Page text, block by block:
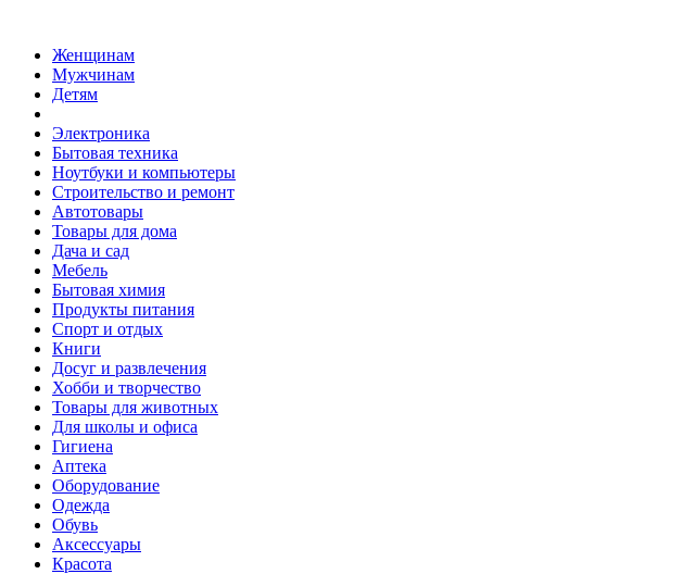
Женщинам
Мужчинам
Детям
Электроника
Бытовая техника
Ноутбуки и компьютеры
Строительство и ремонт
Автотовары
Товары для дома
Дача и сад
Мебель
Бытовая химия
Продукты питания
Спорт и отдых
Книги
Досуг и развлечения
Хобби и творчество
Товары для животных
Для школы и офиса
Гигиена
Аптека
Оборудование
Одежда
Обувь
Аксессуары
Красота